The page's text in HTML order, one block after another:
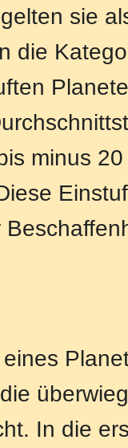
sie
die
minus
In die